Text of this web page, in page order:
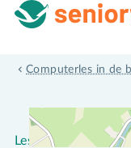
Computerles in de
Leslocatie Digi-
Leslocatie